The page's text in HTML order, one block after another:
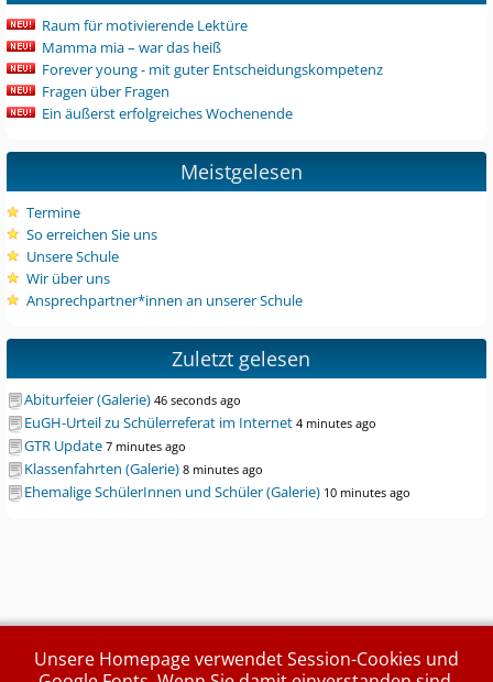
Raum für motivierende Lektüre
Mamma mia – war das heiß
Forever young - mit guter Entscheidungskompetenz
Fragen über Fragen
Ein äußerst erfolgreiches Wochenende
Meistgelesen
Termine
So erreichen Sie uns
Unsere Schule
Wir über uns
Ansprechpartner*innen an unserer Schule
Zuletzt gelesen
Abiturfeier (Galerie) 46 seconds ago
EuGH-Urteil zu Schülerreferat im Internet 4 minutes ago
GTR Update 7 minutes ago
Klassenfahrten (Galerie) 8 minutes ago
Ehemalige SchülerInnen und Schüler (Galerie) 10 minutes ago
Unsere Homepage verwendet Session-Cookies und